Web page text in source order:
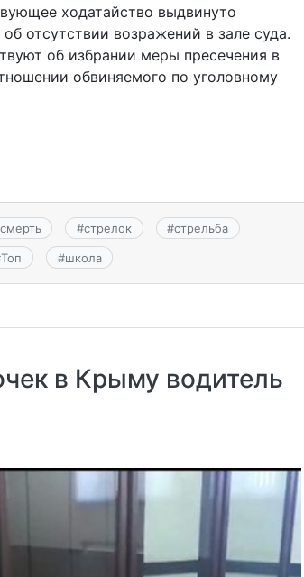
ходатайство выдвинуто
отсутствии возражений в зале суда.
об избрании меры пресечения в
обвиняемого по уголовному
смерть #стрелок #стрельба
Топ #школа
в Крыму водитель